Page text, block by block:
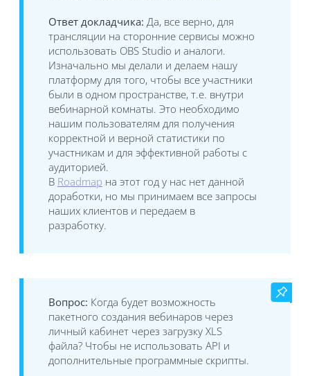
Ответ докладчика: Да, все верно, для
трансляции на сторонние сервисы можно
использовать OBS Studio и аналоги.
Изначально мы делали и делаем нашу
платформу для того, чтобы все участники
были в одном пространстве, т.е. внутри
вебинарной комнаты. Это необходимо
нашим пользователям для получения
корректной и верной статистики по
участникам и для эффективной работы с
аудиторией.
В Roadmap на этот год у нас нет данной
доработки, но мы принимаем все запросы
наших клиентов и передаем в
разработку.
Вопрос: Когда будет возможность
пакетного создания вебинаров через
личный кабинет через загрузку XLS
файла? Чтобы не использовать API и
дополнительные программные скрипты.